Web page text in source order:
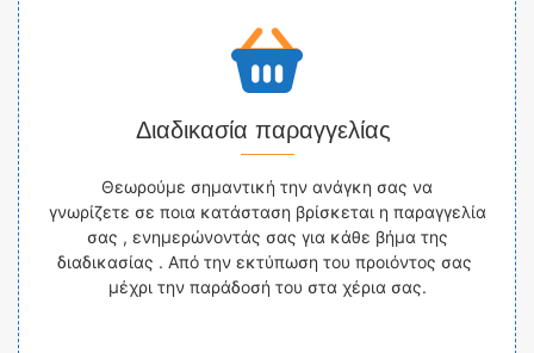
Διαδικασία παραγγελίας
Θεωρούμε σημαντική την ανάγκη σας να
γνωρίζετε σε ποια κατάσταση βρίσκεται η παραγγελία
σας , ενημερώνοντάς σας για κάθε βήμα της
διαδικασίας . Από την εκτύπωση του προιόντος σας
μέχρι την παράδοσή του στα χέρια σας.